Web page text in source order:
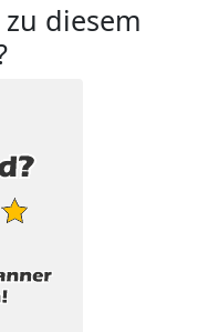
diesem